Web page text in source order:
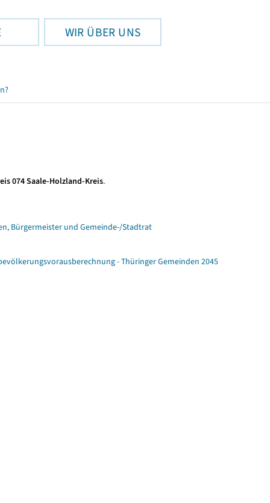
WIR ÜBER UNS
074 Saale-Holzland-Kreis.
Bürgermeister und Gemeinde-/Stadtrat
- Thüringer Gemeinden 2045